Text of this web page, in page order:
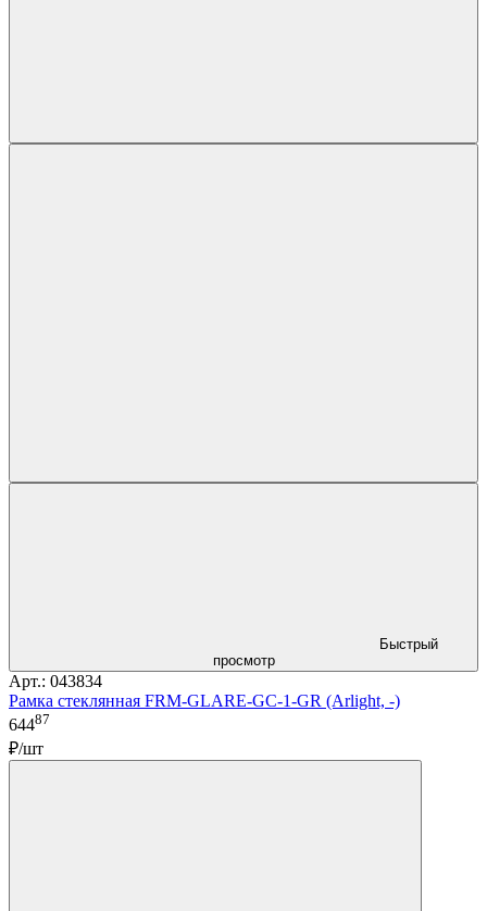
Быстрый
просмотр
Арт.: 043834
Рамка стеклянная FRM-GLARE-GC-1-GR (Arlight, -)
64487
₽/шт